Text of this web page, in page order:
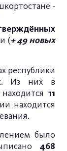
-
(+ 49 новых
республики
Из них в
11
находится
было
468